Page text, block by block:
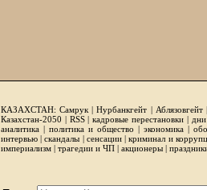
КАЗАХСТАН: Самрук |Нурбанкгейт | Аблязовгейт
Казахстан-2050 | RSS|кадровые перестановки|
аналитика | политика и общество | экономика |
интервью |скандалы | сенсации|криминал и
империализм | трагедии и ЧП | акционеры |